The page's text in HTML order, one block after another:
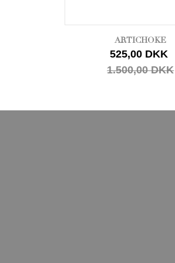
ARTICHOKE
525,00 DKK
1.500,00 DKK